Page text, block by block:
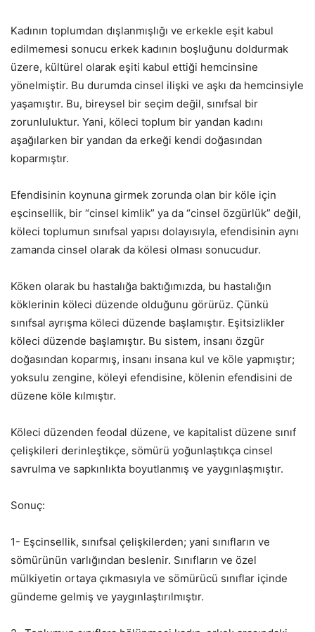
Kadının toplumdan dışlanmışlığı ve erkekle eşit kabul
edilmemesi sonucu erkek kadının boşluğunu doldurmak
üzere, kültürel olarak eşiti kabul ettiği hemcinsine
yönelmiştir. Bu durumda cinsel ilişki ve aşkı da hemcinsiyle
yaşamıştır. Bu, bireysel bir seçim değil, sınıfsal bir
zorunluluktur. Yani, köleci toplum bir yandan kadını
aşağılarken bir yandan da erkeği kendi doğasından
koparmıştır.
Efendisinin koynuna girmek zorunda olan bir köle için
eşcinsellik, bir “cinsel kimlik” ya da “cinsel özgürlük” değil,
köleci toplumun sınıfsal yapısı dolayısıyla, efendisinin aynı
zamanda cinsel olarak da kölesi olması sonucudur.
Köken olarak bu hastalığa baktığımızda, bu hastalığın
köklerinin köleci düzende olduğunu görürüz. Çünkü
sınıfsal ayrışma köleci düzende başlamıştır. Eşitsizlikler
köleci düzende başlamıştır. Bu sistem, insanı özgür
doğasından koparmış, insanı insana kul ve köle yapmıştır;
yoksulu zengine, köleyi efendisine, kölenin efendisini de
düzene köle kılmıştır.
Köleci düzenden feodal düzene, ve kapitalist düzene sınıf
çelişkileri derinleştikçe, sömürü yoğunlaştıkça cinsel
savrulma ve sapkınlıkta boyutlanmış ve yaygınlaşmıştır.
Sonuç:
1- Eşcinsellik, sınıfsal çelişkilerden; yani sınıfların ve
sömürünün varlığından beslenir. Sınıfların ve özel
mülkiyetin ortaya çıkmasıyla ve sömürücü sınıflar içinde
gündeme gelmiş ve yaygınlaştırılmıştır.